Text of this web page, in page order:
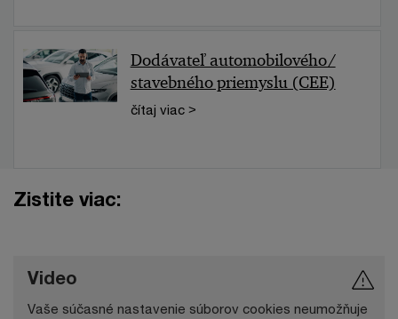
Dodávateľ automobilového/
stavebného priemyslu (CEE)
čítaj viac >
Zistite viac:
Video
Vaše súčasné nastavenie súborov cookies neumožňuje